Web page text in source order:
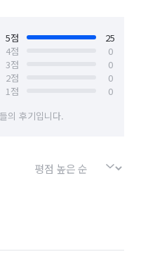
5점
25
4점
0
3점
0
2점
0
1점
0
의 후기입니다.